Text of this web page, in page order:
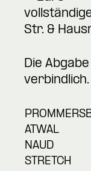
Str. &
Die
verbindlich.
ATWAL
NAUD
STRETCH